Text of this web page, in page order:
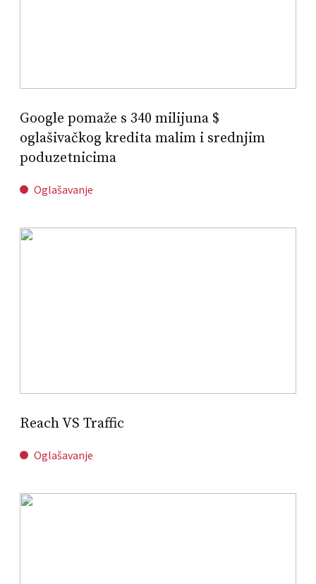
Google pomaže s 340 milijuna $
oglašivačkog kredita malim i srednjim
poduzetnicima
Oglašavanje
Reach VS Traffic
Oglašavanje